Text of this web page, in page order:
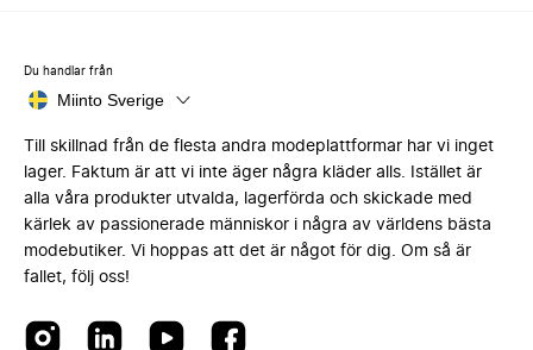
Du handlar från
Miinto Sverige
Till skillnad från de flesta andra modeplattformar har vi inget
lager. Faktum är att vi inte äger några kläder alls. Istället är
alla våra produkter utvalda, lagerförda och skickade med
kärlek av passionerade människor i några av världens bästa
modebutiker. Vi hoppas att det är något för dig. Om så är
fallet, följ oss!